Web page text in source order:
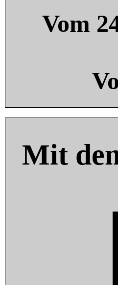
Vom
Mit